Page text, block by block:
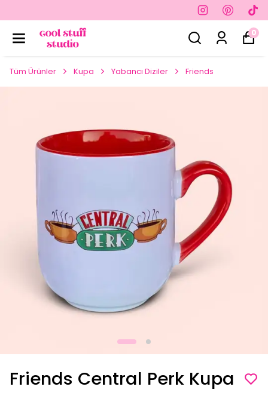
0
Tüm Ürünler Kupa Yabancı Diziler Friends
Friends Central Perk Kupa